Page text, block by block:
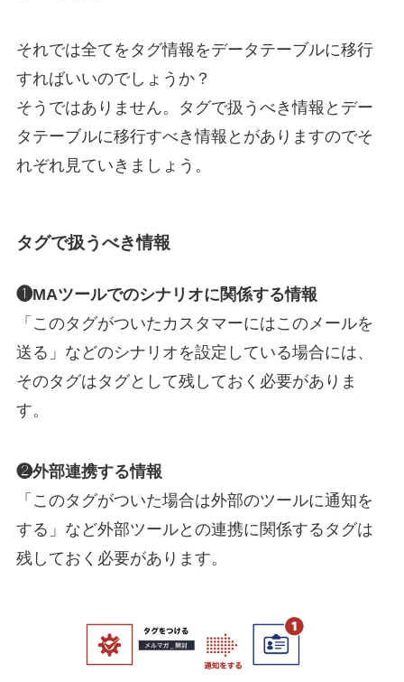
それでは全てをタグ情報をデータテーブルに移行
すればいいのでしょうか？
そうではありません。タグで扱うべき情報とデー
タテーブルに移行すべき情報とがありますのでそ
れぞれ見ていきましょう。
タグで扱うべき情報
❶MAツールでのシナリオに関係する情報
「このタグがついたカスタマーにはこのメールを
送る」などのシナリオを設定している場合には、
そのタグはタグとして残しておく必要がありま
す。
❷外部連携する情報
「このタグがついた場合は外部のツールに通知を
する」など外部ツールとの連携に関係するタグは
残しておく必要があります。